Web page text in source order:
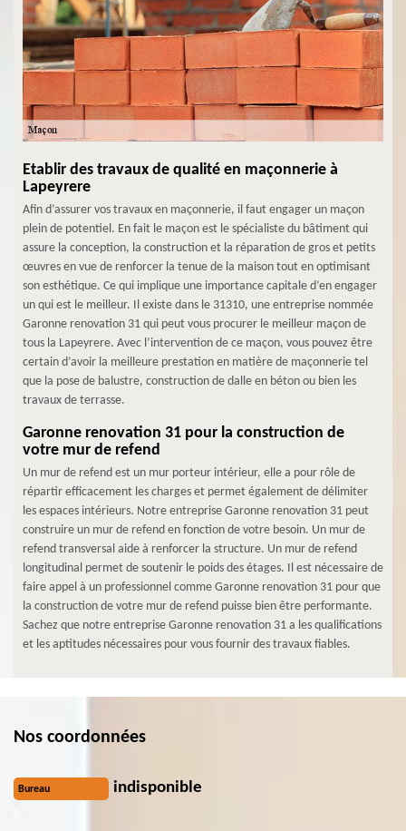
Etablir des travaux de qualité en maçonnerie à
Lapeyrere
Afin d’assurer vos travaux en maçonnerie, il faut engager un maçon
plein de potentiel. En fait le maçon est le spécialiste du bâtiment qui
assure la conception, la construction et la réparation de gros et petits
œuvres en vue de renforcer la tenue de la maison tout en optimisant
son esthétique. Ce qui implique une importance capitale d’en engager
un qui est le meilleur. Il existe dans le 31310, une entreprise nommée
Garonne renovation 31 qui peut vous procurer le meilleur maçon de
tous la Lapeyrere. Avec l’intervention de ce maçon, vous pouvez être
certain d’avoir la meilleure prestation en matière de maçonnerie tel
que la pose de balustre, construction de dalle en béton ou bien les
travaux de terrasse.
Garonne renovation 31 pour la construction de
votre mur de refend
Un mur de refend est un mur porteur intérieur, elle a pour rôle de
répartir efficacement les charges et permet également de délimiter
les espaces intérieurs. Notre entreprise Garonne renovation 31 peut
construire un mur de refend en fonction de votre besoin. Un mur de
refend transversal aide à renforcer la structure. Un mur de refend
longitudinal permet de soutenir le poids des étages. Il est nécessaire de
faire appel à un professionnel comme Garonne renovation 31 pour que
la construction de votre mur de refend puisse bien être performante.
Sachez que notre entreprise Garonne renovation 31 a les qualifications
et les aptitudes nécessaires pour vous fournir des travaux fiables.
Nos coordonnées
Bureau indisponible